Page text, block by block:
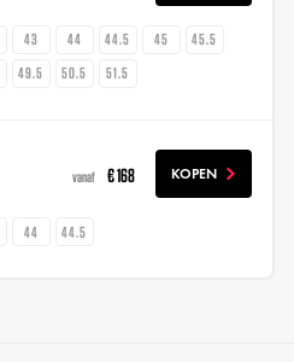
43 44 44.5 45
45.5
49.5 50.5 51.5
vanaf € 168 KOPEN
44 44.5